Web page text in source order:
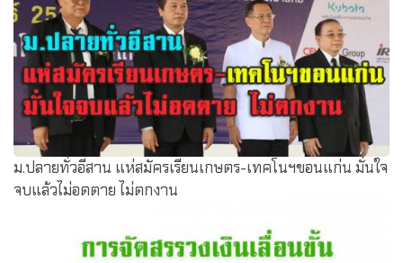
ม.ปลายทั่วอีสาน แห่สมัครเรียนเกษตร-เทคโนฯขอนแก่น มั่นใจ
จบแล้วไม่อดตาย ไม่ตกงาน